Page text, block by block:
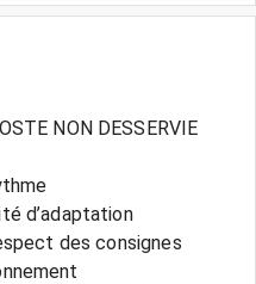
NON DESSERVIE
d’adaptation
des consignes